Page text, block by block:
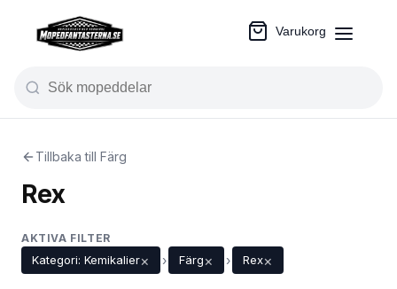
Varukorg
Tillbaka till Färg
Rex
AKTIVA FILTER
Kategori: Kemikalier× › Färg× › Rex×